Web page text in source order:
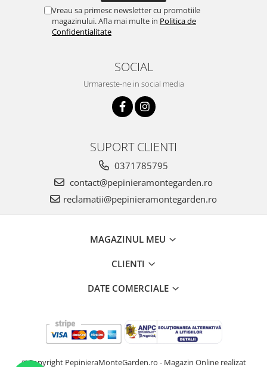
Vreau sa primesc newsletter cu promotiile
magazinului. Afla mai multe in Politica de
Confidentialitate
SOCIAL
Urmareste-ne in social media
SUPORT CLIENTI
0371785795
contact@pepinieramontegarden.ro
reclamatii@pepinieramontegarden.ro
MAGAZINUL MEU
CLIENTI
DATE COMERCIALE
©Copyright PepinieraMonteGarden.ro - Magazin Online realizat